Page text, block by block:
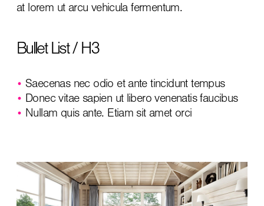
at lorem ut arcu vehicula fermentum.
Bullet List / H3
Saecenas nec odio et ante tincidunt tempus
Donec vitae sapien ut libero venenatis faucibus
Nullam quis ante. Etiam sit amet orci